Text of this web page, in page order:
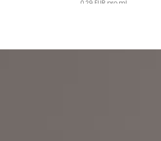
0,29 EUR pro ml